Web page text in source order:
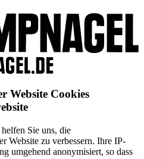
Website Cookies
Sie uns, die
Website zu verbessern. Ihre IP-
umgehend anonymisiert, so dass